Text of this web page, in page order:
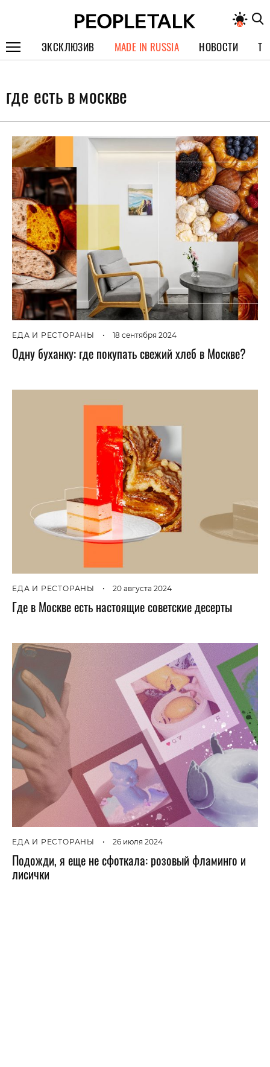
ЭКСКЛЮЗИВ
СПЕЦПРОЕКТЫ
ИНТЕРВЬЮ
ПОКОЛЕНИЕ
MADE IN RUSSIA НОВОСТИ
где есть в москве
ЕДА И РЕСТОРАНЫ • 18 сентября 2024
Одну буханку: где покупать свежий хлеб в Москве?
ЕДА И РЕСТОРАНЫ • 20 августа 2024
Где в Москве есть настоящие советские десерты
ЕДА И РЕСТОРАНЫ • 26 июля 2024
Подожди, я еще не сфоткала: розовый фламинго и
лисички